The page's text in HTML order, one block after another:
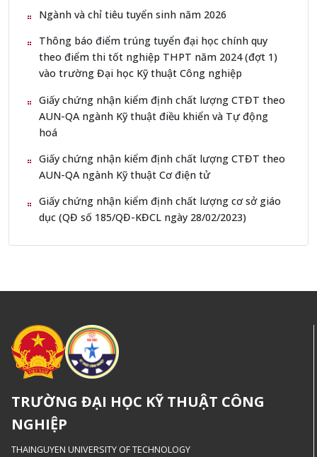
Ngành và chỉ tiêu tuyển sinh năm 2026
Thông báo điểm trúng tuyển đại học chính quy
theo điểm thi tốt nghiệp THPT năm 2024 (đợt 1)
vào trường Đại học Kỹ thuật Công nghiệp
Giấy chứng nhận kiểm định chất lượng CTĐT theo
AUN-QA ngành Kỹ thuật điều khiển và Tự động
hoá
Giấy chứng nhận kiểm định chất lượng CTĐT theo
AUN-QA ngành Kỹ thuật Cơ điện tử
Giấy chứng nhận kiểm định chất lượng cơ sở giáo
dục (QĐ số 185/QĐ-KĐCL ngày 28/02/2023)
TRƯỜNG ĐẠI HỌC KỸ THUẬT CÔNG
NGHIỆP
THAINGUYEN UNIVERSITY OF TECHNOLOGY